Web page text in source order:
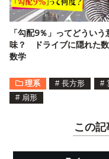
「勾配9％」ってどういう
味？ ドライブに隠れた
数学
理系 # 長方形 #
# 扇形
この